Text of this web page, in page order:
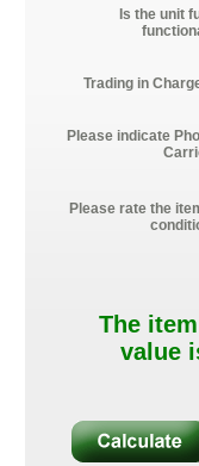
Is the unit
Trading in
Please indicate
Please rate the
The
value